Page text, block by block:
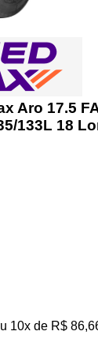
Aro 17.5
133L 18
10x de R$